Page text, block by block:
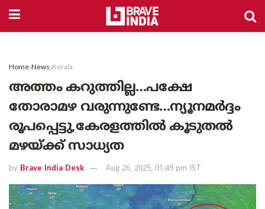
Home News Kerala
അത്തം കറുത്തില്ല…പക്ഷേ
തോരാമഴ വരുന്നുണ്ടേ…ന്യൂനമർദ്ദം
രൂപപ്പെട്ടു,കേരളത്തിൽ കൂടുതൽ
മഴയ്ക്ക് സാധ്യത
by Brave India Desk Aug 26, 2025, 01:49 pm IST